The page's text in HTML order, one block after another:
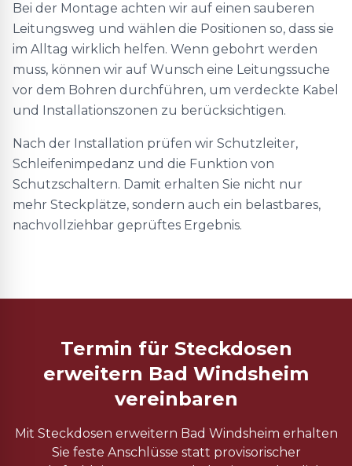
Bei der Montage achten wir auf einen sauberen
Leitungsweg und wählen die Positionen so, dass sie
im Alltag wirklich helfen. Wenn gebohrt werden
muss, können wir auf Wunsch eine Leitungssuche
vor dem Bohren durchführen, um verdeckte Kabel
und Installationszonen zu berücksichtigen.
Nach der Installation prüfen wir Schutzleiter,
Schleifenimpedanz und die Funktion von
Schutzschaltern. Damit erhalten Sie nicht nur
mehr Steckplätze, sondern auch ein belastbares,
nachvollziehbar geprüftes Ergebnis.
Termin für Steckdosen
erweitern Bad Windsheim
vereinbaren
Mit Steckdosen erweitern Bad Windsheim erhalten
Sie feste Anschlüsse statt provisorischer